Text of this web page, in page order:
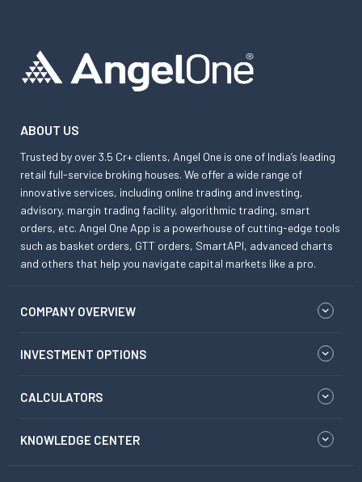
ABOUT US
Trusted by over 3.5 Cr+ clients, Angel One is one of India’s leading
retail full-service broking houses. We offer a wide range of
innovative services, including online trading and investing,
advisory, margin trading facility, algorithmic trading, smart
orders, etc. Angel One App is a powerhouse of cutting-edge tools
such as basket orders, GTT orders, SmartAPI, advanced charts
and others that help you navigate capital markets like a pro.
COMPANY OVERVIEW
INVESTMENT OPTIONS
CALCULATORS
KNOWLEDGE CENTER